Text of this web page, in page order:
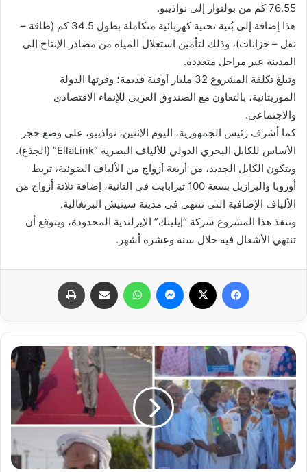
76.55 كم من بولنوار إلى نواذيبو.
هذا إضافة إلى بُنية تحتية كهربائية متكاملة بطول 34.5 كم (طاقة –
نقل – خزانات)، وذلك لتأمين استغلال المياه من مصادر الإنتاج إلى
المدينة عبر مراحل متعددة.
وتبلغ تكلفة المشروع 32 مليار أوقية قديمة؛ وفرتها الدولة
الموريتانية، بالتعاون مع الصندوق العربي للإنماء الاقتصادي
والاجتماعي.
كما أشرف رئيس الجمهورية، اليوم الإثنين، نواذيبو، على وضع حجر
الأساس للكابل البحري الدولي للألياف البصرية “EllaLink” (الجذع).
ويتكون الكابل الجديد، من أربعة أزواج من الألياف الضوئية، تربط
أوروبا والبرازيل بسعة 100 تيرابايت في الثانية، إضافة ثلاثة أزواج من
الألياف الإضافية التي تنتهي في مدينة سينيش البرتغالية.
وتنفذ هذا المشروع شركة “إيلينك” الإيرلندية المحدودة، ويتوقع أن
تنتهي الأشغال فيه خلال سنة وعشرة أشهر.
فيسبوك ماسنجر واتساب مشاركة عبر البريد